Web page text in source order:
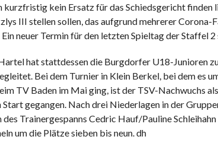
kurzfristig kein Ersatz für das Schiedsgericht finden
III stellen sollen, das aufgrund mehrerer Corona-
neuer Termin für den letzten Spieltag der Staffel
hat stattdessen die Burgdorfer U18-Junioren
Bei dem Turnier in Klein Berkel, bei dem es
TV Baden im Mai ging, ist der TSV-Nachwuchs
gegangen. Nach drei Niederlagen in der
Trainergespanns Cedric Hauf/Pauline
um die Plätze sieben bis neun. dh